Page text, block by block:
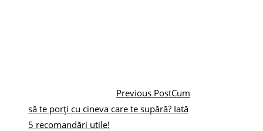
Previous PostCum
să te porți cu cineva care te supără? Iată
5 recomandări utile!